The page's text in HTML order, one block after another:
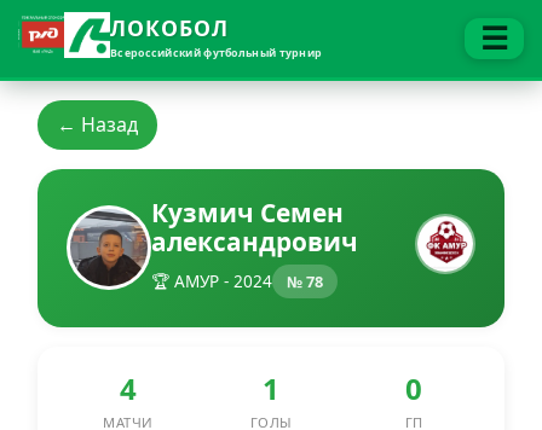
ЛОКОБОЛ
Всероссийский футбольный турнир ☰
← Назад
Кузмич Семен
александрович
🏆 АМУР - 2024 № 78
4
МАТЧИ
1
ГОЛЫ
0
ГП